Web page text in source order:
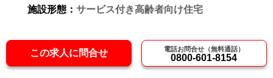
施設形態： サービス付き高齢者向け住宅
この求人に問合せ 電話お問合せ（無料通話）
0800-601-8154